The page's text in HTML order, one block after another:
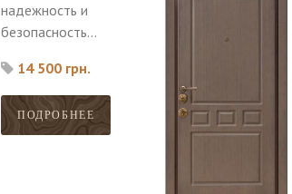
надежность и
безопасность
достоинства этой
модели.
14 500 грн.
ПОДРОБНЕЕ